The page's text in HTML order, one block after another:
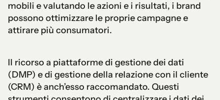
mobili e valutando le azioni e i risultati, i brand
possono ottimizzare le proprie campagne e
attirare più consumatori.
Il ricorso a piattaforme di gestione dei dati
(DMP) e di gestione della relazione con il cliente
(CRM) è anch’esso raccomandato. Questi